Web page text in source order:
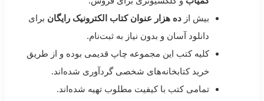
بیش از ده هزار عنوان کتاب الکترونیک رایگان برای
دانلود آسان و بدون نیاز به ثبت‌نام.
کلیه کتب این مجموعه چاپ قدیمی بوده و از طریق
خرید کتابخانه‌های شخصی گردآوری شده‌اند.
تمامی کتب با کیفیت مطلوب تهیه شده‌اند.